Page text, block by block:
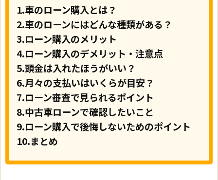
1.車のローン購入とは？
2.車のローンにはどんな種類がある？
3.ローン購入のメリット
4.ローン購入のデメリット・注意点
5.頭金は入れたほうがいい？
6.月々の支払いはいくらが目安？
7.ローン審査で見られるポイント
8.中古車ローンで確認したいこと
9.ローン購入で後悔しないためのポイント
10.まとめ